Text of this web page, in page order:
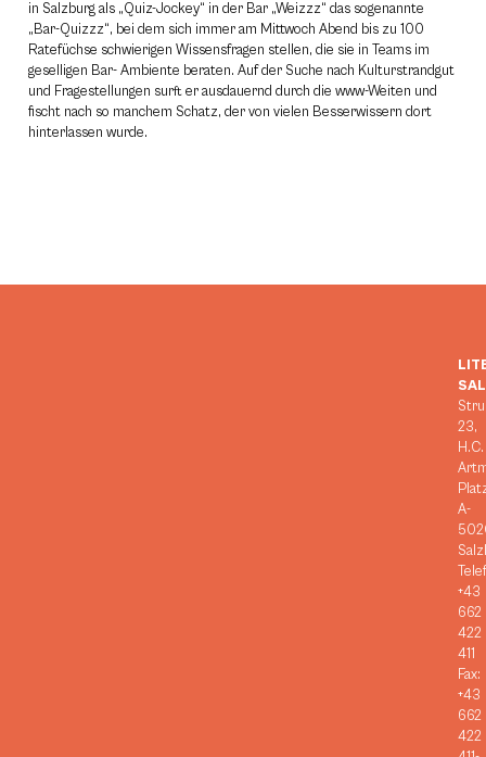
in Salzburg als „Quiz-Jockey“ in der Bar „Weizzz“ das sogenannte
„Bar-Quizzz“, bei dem sich immer am Mittwoch Abend bis zu 100
Ratefüchse schwierigen Wissensfragen stellen, die sie in Teams im
geselligen Bar- Ambiente beraten. Auf der Suche nach Kulturstrandgut
und Fragestellungen surft er ausdauernd durch die www-Weiten und
fischt nach so manchem Schatz, der von vielen Besserwissern dort
hinterlassen wurde.
23,
H.C.
A-
+43
662
422
411
Fax:
+43
662
422